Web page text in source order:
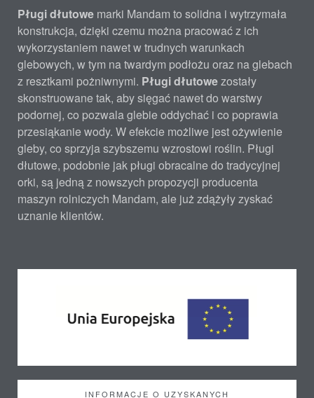
Pługi dłutowe marki Mandam to solidna i wytrzymała
konstrukcja, dzięki czemu można pracować z ich
wykorzystaniem nawet w trudnych warunkach
glebowych, w tym na twardym podłożu oraz na glebach
z resztkami pożniwnymi. Pługi dłutowezostały
skonstruowane tak, aby sięgać nawet do warstwy
podornej, co pozwala glebie oddychać i co poprawia
przesiąkanie wody. W efekcie możliwe jest ożywienie
gleby, co sprzyja szybszemu wzrostowi roślin. Pługi
dłutowe, podobnie jak pługi obracalne do tradycyjnej
orki, są jedną z nowszych propozycji producenta
maszyn rolniczych Mandam, ale już zdążyły zyskać
uznanie klientów.
INFORMACJE O UZYSKANYCH